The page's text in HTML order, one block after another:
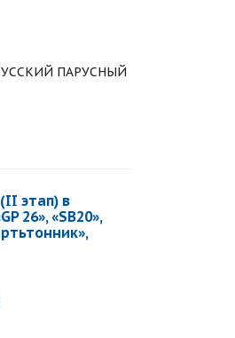
РУССКИЙ ПАРУСНЫЙ
этап) в
26», «SB20»,